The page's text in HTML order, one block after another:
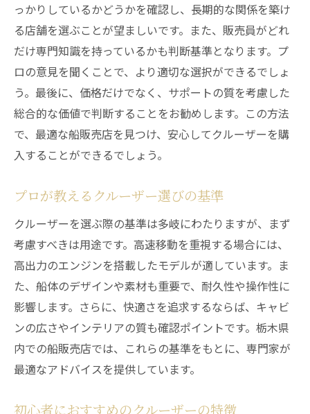
っかりしているかどうかを確認し、長期的な関係を築け
る店舗を選ぶことが望ましいです。また、販売員がどれ
だけ専門知識を持っているかも判断基準となります。プ
ロの意見を聞くことで、より適切な選択ができるでしょ
う。最後に、価格だけでなく、サポートの質を考慮した
総合的な価値で判断することをお勧めします。この方法
で、最適な船販売店を見つけ、安心してクルーザーを購
入することができるでしょう。
プロが教えるクルーザー選びの基準
クルーザーを選ぶ際の基準は多岐にわたりますが、まず
考慮すべきは用途です。高速移動を重視する場合には、
高出力のエンジンを搭載したモデルが適しています。ま
た、船体のデザインや素材も重要で、耐久性や操作性に
影響します。さらに、快適さを追求するならば、キャビ
ンの広さやインテリアの質も確認ポイントです。栃木県
内での船販売店では、これらの基準をもとに、専門家が
最適なアドバイスを提供しています。
初心者におすすめのクルーザーの特徴